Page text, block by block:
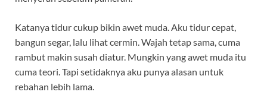
Katanya tidur cukup bikin awet muda. Aku tidur cepat,
bangun segar, lalu lihat cermin. Wajah tetap sama, cuma
rambut makin susah diatur. Mungkin yang awet muda itu
cuma teori. Tapi setidaknya aku punya alasan untuk
rebahan lebih lama.